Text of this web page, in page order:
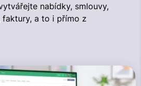
nabídky, smlouvy,
faktury, a to i přímo z